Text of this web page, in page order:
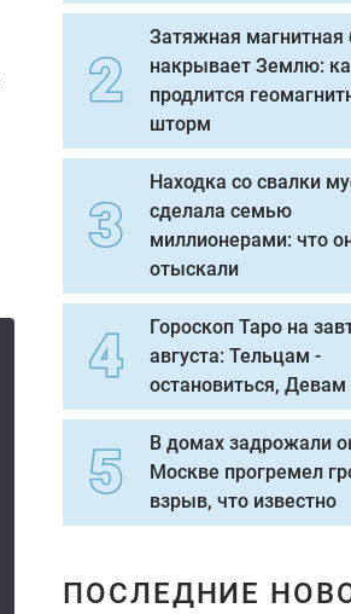
Затяжная магнитная
накрывает Землю:
продлится
шторм
Находка со свалки
сделала семью
миллионерами: что
отыскали
Гороскоп Таро на
августа: Тельцам -
остановиться, Девам
В домах задрожали
Москве прогремел
взрыв, что известно
ПОСЛЕДНИЕ